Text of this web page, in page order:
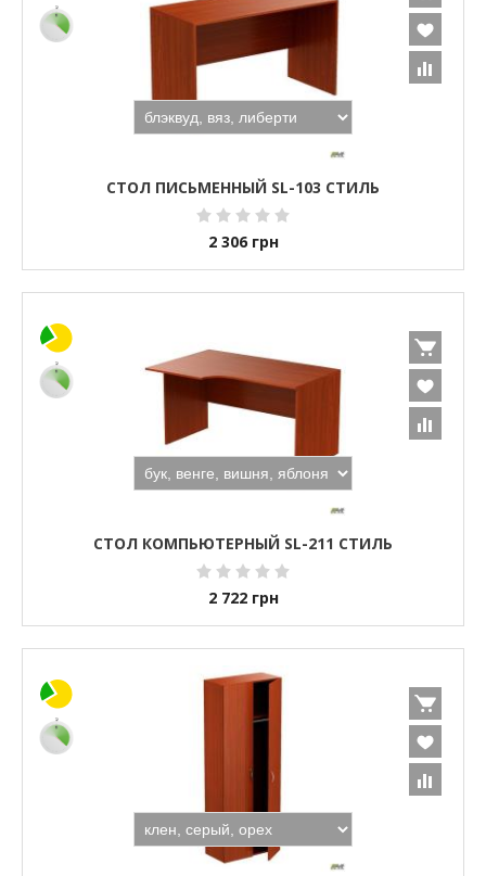
СТОЛ ПИСЬМЕННЫЙ SL-103 СТИЛЬ
2 306 грн
СТОЛ КОМПЬЮТЕРНЫЙ SL-211 СТИЛЬ
2 722 грн